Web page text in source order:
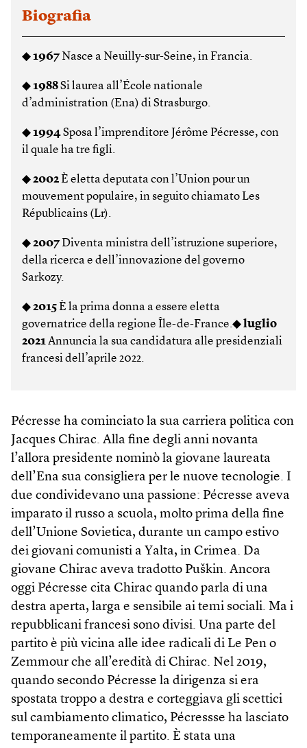
Biografia
◆1967Nasce a Neuilly-sur-Seine, in Francia.
◆1988Si laurea all’École nationale
d’administration (Ena) di Strasburgo.
◆1994Sposa l’imprenditore Jérôme Pécresse, con
il quale ha tre figli.
◆2002È eletta deputata con l’Union pour un
mouvement populaire, in seguito chiamato Les
Républicains (Lr).
◆2007Diventa ministra dell’istruzione superiore,
della ricerca e dell’innovazione del governo
Sarkozy.
◆2015È la prima donna a essere eletta
governatrice della regione Île-de-France.◆luglio
2021Annuncia la sua candidatura alle presidenziali
francesi dell’aprile 2022.
Pécresse ha cominciato la sua carriera politica con
Jacques Chirac. Alla fine degli anni novanta
l’allora presidente nominò la giovane laureata
dell’Ena sua consigliera per le nuove tecnologie. I
due condividevano una passione: Pécresse aveva
imparato il russo a scuola, molto prima della fine
dell’Unione Sovietica, durante un campo estivo
dei giovani comunisti a Yalta, in Crimea. Da
giovane Chirac aveva tradotto Puškin. Ancora
oggi Pécresse cita Chirac quando parla di una
destra aperta, larga e sensibile ai temi sociali. Ma i
repubblicani francesi sono divisi. Una parte del
partito è più vicina alle idee radicali di Le Pen o
Zemmour che all’eredità di Chirac. Nel 2019,
quando secondo Pécresse la dirigenza si era
spostata troppo a destra e corteggiava gli scettici
sul cambiamento climatico, Pécressse ha lasciato
temporaneamente il partito. È stata una